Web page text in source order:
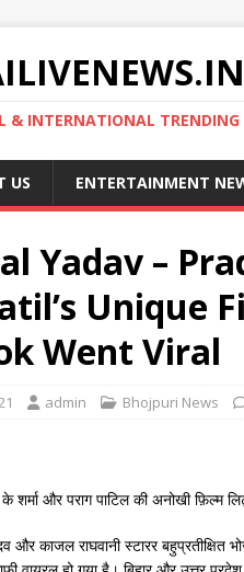
& INTERNATIONAL TRENDING
US ENTERTAINMENT
Yadav –
Unique
Went Viral
admin Bhojpuri News
के शर्मा और पराग पाटिल की अनोखी फ़िल्म
और काजल राघवानी स्टारर बहुप्रतीक्षित